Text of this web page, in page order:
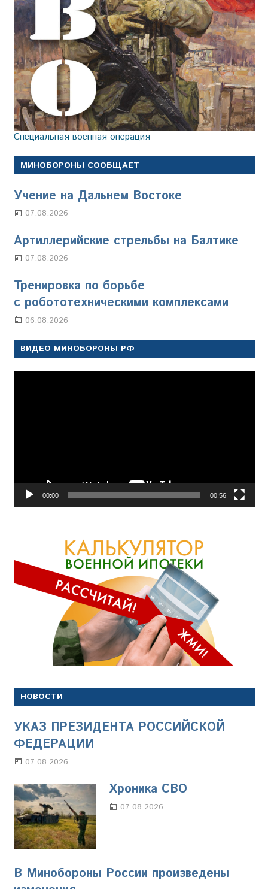
Специальная военная операция
МИНОБОРОНЫ СООБЩАЕТ
Учение на Дальнем Востоке
07.08.2026
Артиллерийские стрельбы на Балтике
07.08.2026
Тренировка по борьбе
с робототехническими комплексами
06.08.2026
ВИДЕО МИНОБОРОНЫ РФ
00:00 00:56
НОВОСТИ
УКАЗ ПРЕЗИДЕНТА РОССИЙСКОЙ
ФЕДЕРАЦИИ
07.08.2026
Хроника СВО
07.08.2026
В Минобороны России произведены